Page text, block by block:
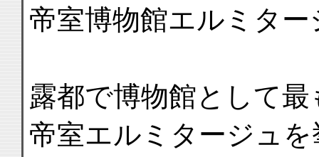
帝室博物館エルミター
露都で博物館として
帝室エルミタージュ